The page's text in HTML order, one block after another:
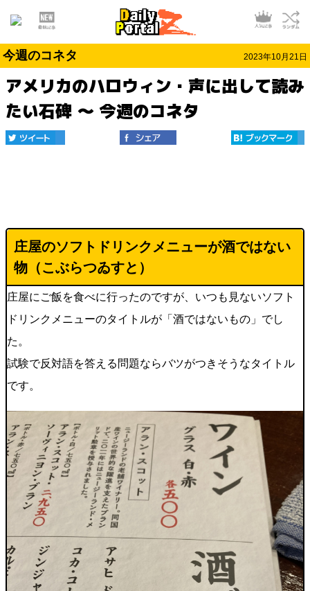
今週のコネタ 2023年10月21日
アメリカのハロウィン・声に出して読み
たい石碑 ～ 今週のコネタ
庄屋のソフトドリンクメニューが酒ではない
物（こぶらつゐすと ）
庄屋にご飯を食べに行ったのですが、いつも見ないソフト
ドリンクメニューのタイトルが「酒ではないもの」でし
た。
試験で反対語を答える問題ならバツがつきそうなタイトル
です。